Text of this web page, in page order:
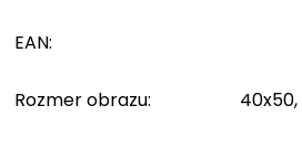
EAN:
Rozmer obrazu: 40x50,